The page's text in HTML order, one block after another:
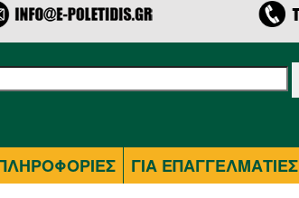
ΓΙΑ ΕΠΑΓΓΕΛΜΑΤΙΕΣ